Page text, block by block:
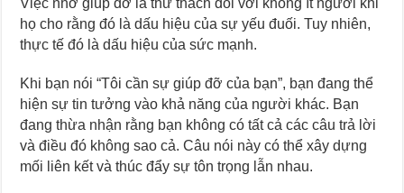
Việc nhờ giúp đỡ là thử thách đối với không ít người khi
họ cho rằng đó là dấu hiệu của sự yếu đuối. Tuy nhiên,
thực tế đó là dấu hiệu của sức mạnh.
Khi bạn nói “Tôi cần sự giúp đỡ của bạn”, bạn đang thể
hiện sự tin tưởng vào khả năng của người khác. Bạn
đang thừa nhận rằng bạn không có tất cả các câu trả lời
và điều đó không sao cả. Câu nói này có thể xây dựng
mối liên kết và thúc đẩy sự tôn trọng lẫn nhau.